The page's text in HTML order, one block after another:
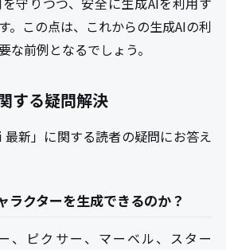
。この点は、これからの生成AIの利
な前例となるでしょう。
する疑問解決
最新」に関する読者の疑問にお答え
ラクターを生成できるのか？
、ピクサー、マーベル、スター